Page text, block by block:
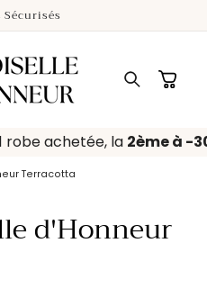
Panier
1 robe achetée, la2ème à -
Terracotta
d'Honneur